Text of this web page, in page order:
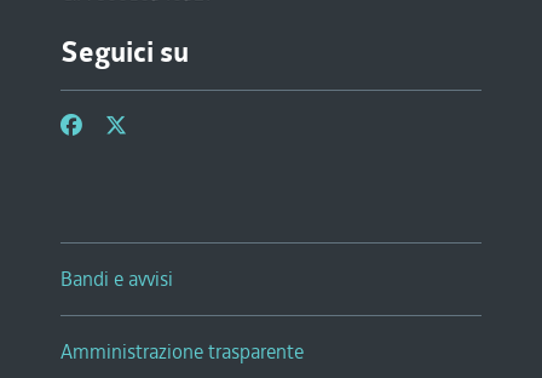
Seguici su
Bandi e avvisi
Amministrazione trasparente